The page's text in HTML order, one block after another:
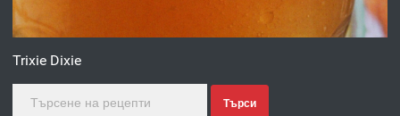
ПРЕДЛАГА
ПРОСТОРЕН ТРИСТАЕН
Trixie Dixie
Търси